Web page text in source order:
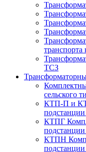
ТСЗ
сельского
КТП-П и
КТПГ
КТПН